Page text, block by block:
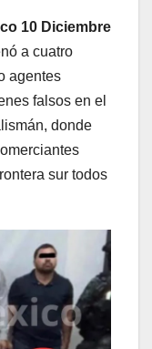
10 Diciembre
a cuatro
agentes
falsos en el
donde
sur todos